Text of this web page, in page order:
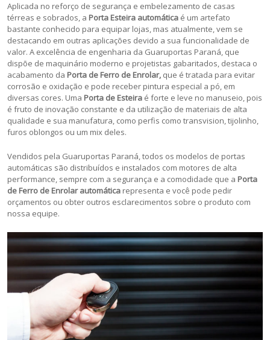
Aplicada no reforço de segurança e embelezamento de casas
térreas e sobrados, a Porta Esteira automática é um artefato
bastante conhecido para equipar lojas, mas atualmente, vem se
destacando em outras aplicações devido a sua funcionalidade de
valor. A excelência de engenharia da Guaruportas Paraná, que
dispõe de maquinário moderno e projetistas gabaritados, destaca o
acabamento da Porta de Ferro de Enrolar, que é tratada para evitar
corrosão e oxidação e pode receber pintura especial a pó, em
diversas cores. Uma Porta de Esteira é forte e leve no manuseio, pois
é fruto de inovação constante e da utilização de materiais de alta
qualidade e sua manufatura, como perfis como transvision, tijolinho,
furos oblongos ou um mix deles.
Vendidos pela Guaruportas Paraná, todos os modelos de portas
automáticas são distribuídos e instalados com motores de alta
performance, sempre com a segurança e a comodidade que a Porta
de Ferro de Enrolar automática representa e você pode pedir
orçamentos ou obter outros esclarecimentos sobre o produto com
nossa equipe.